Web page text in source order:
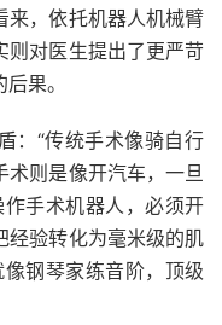
来，依托机器人机械臂
则对医生提出了更严苛
果。
“传统手术像骑自行
术则是像开汽车，一旦
手术机器人，必须开
经验转化为毫米级的肌
钢琴家练音阶，顶级